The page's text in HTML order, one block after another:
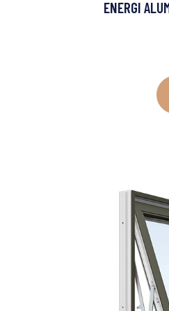
ENERGI